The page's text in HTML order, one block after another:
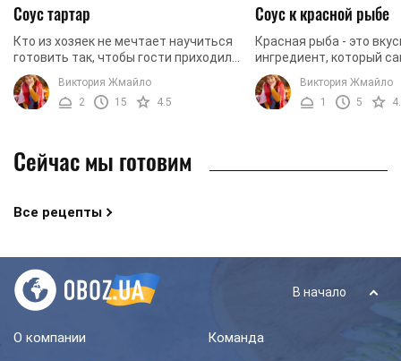
Соус тартар
Кто из хозяек не мечтает научиться
готовить так, чтобы гости приходили
в восторг буквально от каждого
блюда выставленного на стол? С
нашим сайтом это ...
Виктория Жмайло
2
15 4.5
Соус к красной рыбе
Красная рыба - это
ингредиент, который
может выглядеть
красиво, иметь
аромат и
Виктория Жмайло
1
5
Сейчас мы готовим
Все рецепты
В начало
О компании Команда